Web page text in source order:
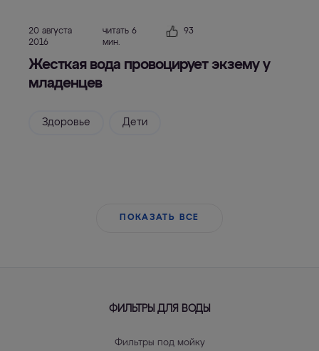
20 августа
2016
читать 6
мин.
93
Жесткая вода провоцирует экзему у
младенцев
Здоровье Дети
ПОКАЗАТЬ ВСЕ
ФИЛЬТРЫ ДЛЯ ВОДЫ
Фильтры под мойку